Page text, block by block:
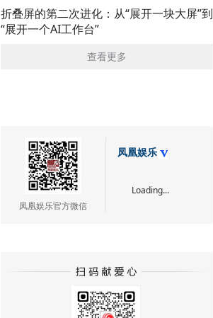
折叠屏的第二次进化：从“展开一块大屏”到
“展开一个AI工作台”
查看更多
凤凰娱乐官方微信
凤凰娱乐
Loading...